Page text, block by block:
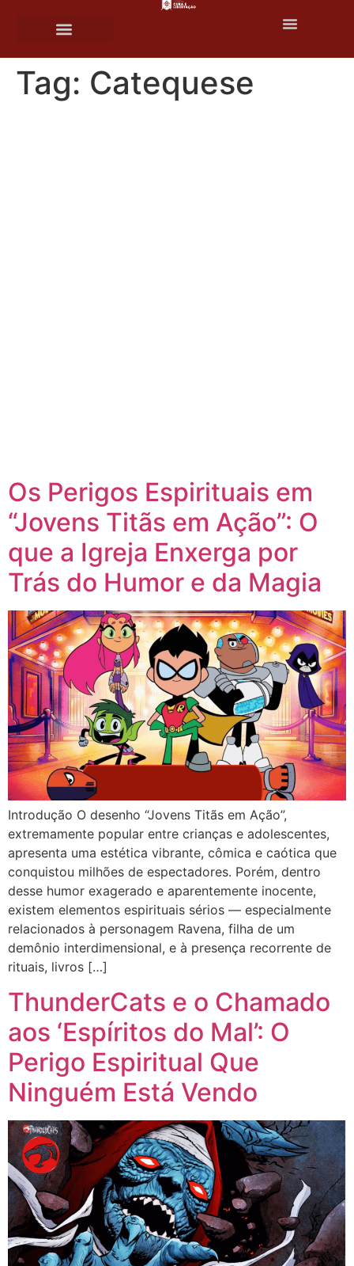
Tag: Catequese
Os Perigos Espirituais em
“Jovens Titãs em Ação”: O
que a Igreja Enxerga por
Trás do Humor e da Magia
Introdução O desenho “Jovens Titãs em Ação”,
extremamente popular entre crianças e adolescentes,
apresenta uma estética vibrante, cômica e caótica que
conquistou milhões de espectadores. Porém, dentro
desse humor exagerado e aparentemente inocente,
existem elementos espirituais sérios — especialmente
relacionados à personagem Ravena, filha de um
demônio interdimensional, e à presença recorrente de
rituais, livros […]
ThunderCats e o Chamado
aos ‘Espíritos do Mal’: O
Perigo Espiritual Que
Ninguém Está Vendo